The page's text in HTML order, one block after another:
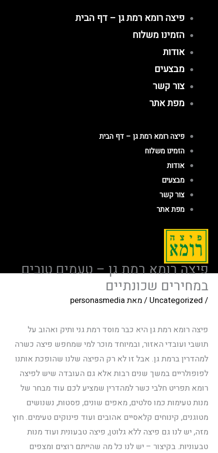
פיצה רומא רמת גן – דף הבית
הזמינו משלוח
אודות
מבצעים
צור קשר
מפת אתר
פיצה רומא רמת גן – דף הבית
הזמינו משלוח
אודות
מבצעים
צור קשר
מפת אתר
פיצה רומא רמת גן – טעמים טובים
במחירים שכונתיים
/
Uncategorized / מאתpersonasmedia
פיצה רומא רמת גן היא כבר מוסד רמת גני ותיק ואהוב על
תושבי ועובדי האזור, ובמיוחד מוכר למי שמחפש פיצה כשרה
למהדרין ברמת גן. אבל זו לא רק הפיצה שלנו שהופכת אותנו
לפופולריים במשך שנים רבות אלא גם העובדה שיש לפיצה
רומא תפריט חלבי כשר למהדרין שמציע לכם עוד מבחר של
מנות טעימות כמו סלטים, מאפים שונים, פסטות, נשנושים
מטוגנים, קינוחים קלאסיים אהובים ועוד פינוקים טעימים. חוץ
מזה, יש לנו גם פיצה ללא גלוטן, פיצה טבעונית ועוד מנות
טבעוניות. בקיצור – יש לנו כל מה שהייתם רוצים ומצפים